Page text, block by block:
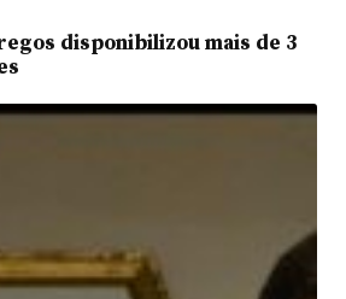
disponibilizou mais de 3